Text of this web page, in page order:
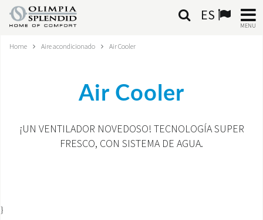
ES
MENU
ESPAÑOL
CALEFACCIÓN
Home Aire acondicionado Air Cooler
Air Cooler
¡UN VENTILADOR NOVEDOSO! TECNOLOGÍA SUPER
FRESCO, CON SISTEMA DE AGUA.
}